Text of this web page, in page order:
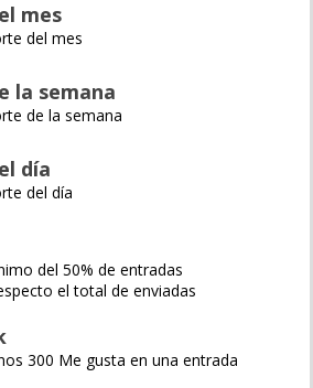
mes
del mes
la semana
de la semana
día
del día
del 50% de entradas
el total de enviadas
300 Me gusta en una entrada